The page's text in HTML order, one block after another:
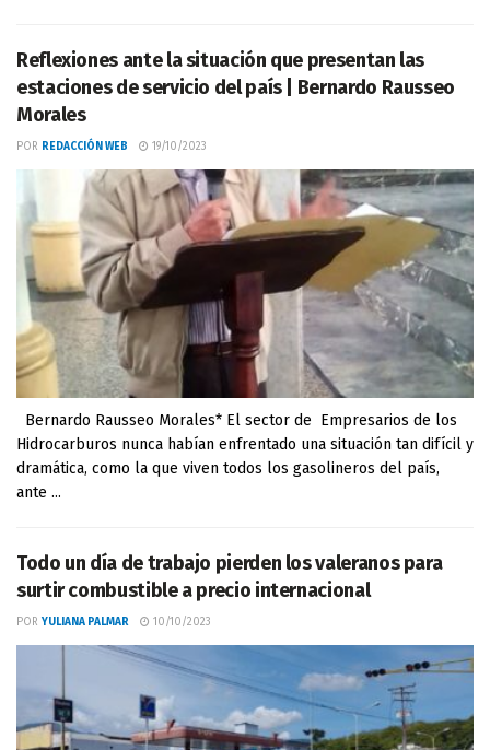
Reflexiones ante la situación que presentan las
estaciones de servicio del país | Bernardo Rausseo
Morales
POR REDACCIÓN WEB 19/10/2023
Bernardo Rausseo Morales* El sector de Empresarios de los
Hidrocarburos nunca habían enfrentado una situación tan difícil y
dramática, como la que viven todos los gasolineros del país,
ante ...
Todo un día de trabajo pierden los valeranos para
surtir combustible a precio internacional
POR YULIANA PALMAR 10/10/2023